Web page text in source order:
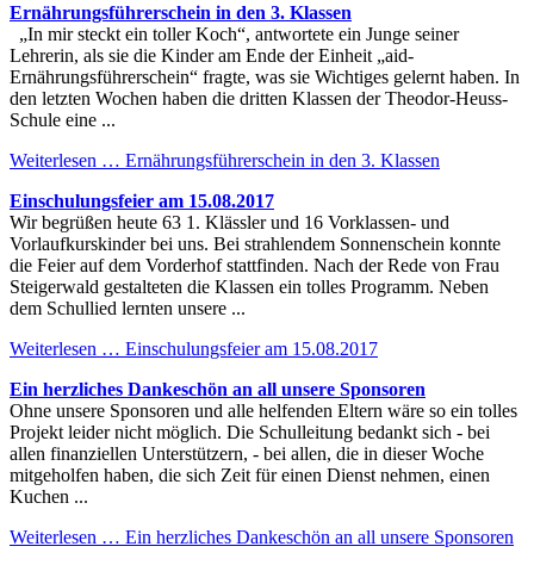
Ernährungsführerschein in den 3. Klassen
„In mir steckt ein toller Koch“, antwortete ein Junge seiner
Lehrerin, als sie die Kinder am Ende der Einheit „aid-
Ernährungsführerschein“ fragte, was sie Wichtiges gelernt haben. In
den letzten Wochen haben die dritten Klassen der Theodor-Heuss-
Schule eine ...
Weiterlesen … Ernährungsführerschein in den 3. Klassen
Einschulungsfeier am 15.08.2017
Wir begrüßen heute 63 1. Klässler und 16 Vorklassen- und
Vorlaufkurskinder bei uns. Bei strahlendem Sonnenschein konnte
die Feier auf dem Vorderhof stattfinden. Nach der Rede von Frau
Steigerwald gestalteten die Klassen ein tolles Programm. Neben
dem Schullied lernten unsere ...
Weiterlesen … Einschulungsfeier am 15.08.2017
Ein herzliches Dankeschön an all unsere Sponsoren
Ohne unsere Sponsoren und alle helfenden Eltern wäre so ein tolles
Projekt leider nicht möglich. Die Schulleitung bedankt sich - bei
allen finanziellen Unterstützern, - bei allen, die in dieser Woche
mitgeholfen haben, die sich Zeit für einen Dienst nehmen, einen
Kuchen ...
Weiterlesen … Ein herzliches Dankeschön an all unsere Sponsoren